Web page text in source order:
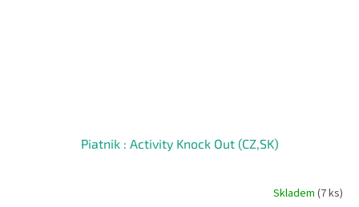
Piatnik : Activity Knock Out (CZ,SK)
Skladem (7 ks)